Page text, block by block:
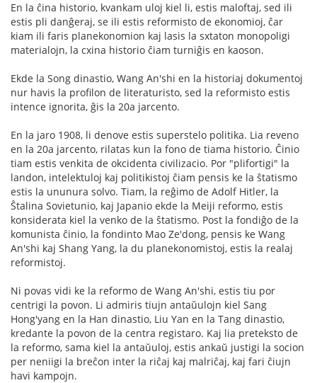
En la ĉina historio, kvankam uloj kiel li, estis maloftaj, sed ili
estis pli danĝeraj, se ili estis reformisto de ekonomioj, ĉar
kiam ili faris planekonomion kaj lasis la sxtaton monopoligi
materialojn, la cxina historio ĉiam turniĝis en kaoson.
Ekde la Song dinastio, Wang An'shi en la historiaj dokumentoj
nur havis la profilon de literaturisto, sed la reformisto estis
intence ignorita, ĝis la 20a jarcento.
En la jaro 1908, li denove estis superstelo politika. Lia reveno
en la 20a jarcento, rilatas kun la fono de tiama historio. Ĉinio
tiam estis venkita de okcidenta civilizacio. Por "plifortigi" la
landon, intelektuloj kaj politikistoj ĉiam pensis ke la ŝtatismo
estis la ununura solvo. Tiam, la reĝimo de Adolf Hitler, la
Ŝtalina Sovietunio, kaj Japanio ekde la Meiji reformo, estis
konsiderata kiel la venko de la ŝtatismo. Post la fondiĝo de la
komunista ĉinio, la fondinto Mao Ze'dong, pensis ke Wang
An'shi kaj Shang Yang, la du planekonomistoj, estis la realaj
reformistoj.
Ni povas vidi ke la reformo de Wang An'shi, estis tiu por
centrigi la povon. Li admiris tiujn antaŭulojn kiel Sang
Hong'yang en la Han dinastio, Liu Yan en la Tang dinastio,
kredante la povon de la centra registaro. Kaj lia preteksto de
la reformo, sama kiel la antaŭuloj, estis ankaŭ justigi la socion
per neniigi la breĉon inter la riĉaj kaj malriĉaj, kaj fari ĉiujn
havi kampojn.